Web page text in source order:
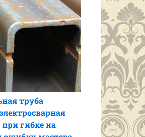
труба
гибке на